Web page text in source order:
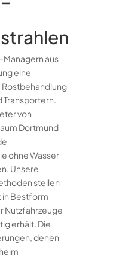
aus
eine
Transportern.
von
Dortmund
ohne Wasser
Unsere
stellen
in Bestform
Nutzfahrzeuge
erhält. Die
denen